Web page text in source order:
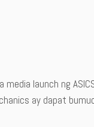
launch ng
ay dapat